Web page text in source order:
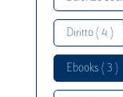
Diritto ( 4 )
Ebooks ( 3 )